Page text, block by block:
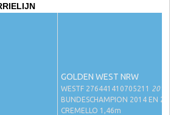
je paard of pony toevoegen
GOLDEN WEST NRW
WESTF 276441410705211 2011
BUNDESCHAMPION 2014 EN 2015
CREMELLO 1,46m